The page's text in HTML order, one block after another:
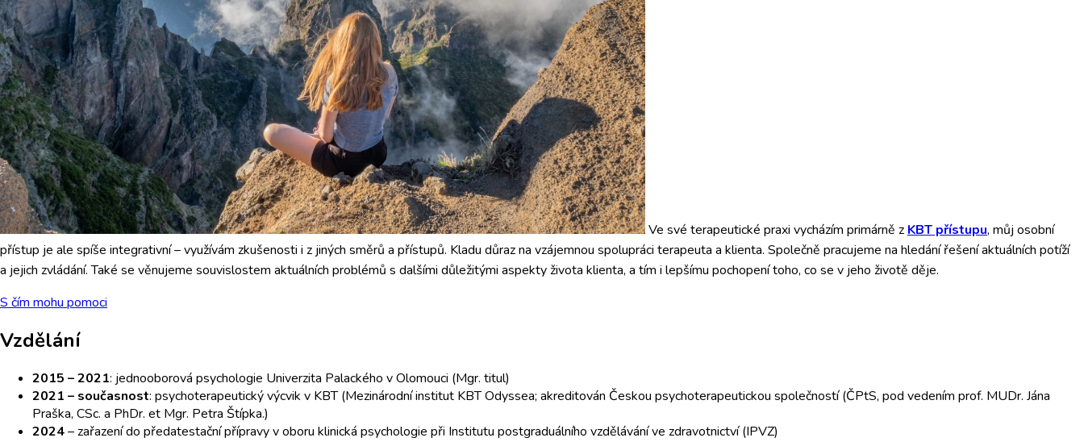
Ve své terapeutické praxi vycházím primárně z KBT přístupu, můj osobní
přístup je ale spíše integrativní – využívám zkušenosti i z jiných směrů a přístupů. Kladu důraz na vzájemnou spolupráci terapeuta a klienta. Společně pracujeme na hledání řešení aktuálních potíží
a jejich zvládání. Také se věnujeme souvislostem aktuálních problémů s dalšími důležitými aspekty života klienta, a tím i lepšímu pochopení toho, co se v jeho životě děje.
S čím mohu pomoci
Vzdělání
2015 – 2021: jednooborová psychologie Univerzita Palackého v Olomouci (Mgr. titul)
2021 – současnost: psychoterapeutický výcvik v KBT (Mezinárodní institut KBT Odyssea; akreditován Českou psychoterapeutickou společností (ČPtS, pod vedením prof. MUDr. Jána
Praška, CSc. a PhDr. et Mgr. Petra Štípka.)
2024– zařazení do předatestační přípravy v oboru klinická psychologie při Institutu postgraduálního vzdělávání ve zdravotnictví (IPVZ)